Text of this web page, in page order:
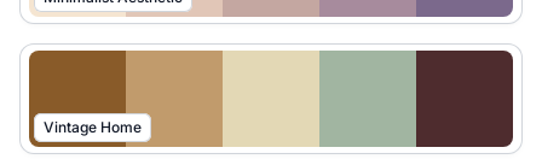
Vintage Home